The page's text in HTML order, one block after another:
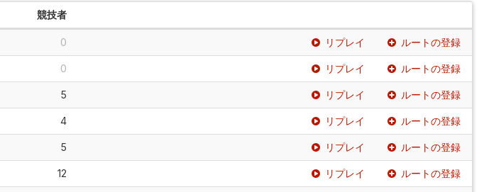
競技者
0 リプレイ ルートの登録
0 リプレイ ルートの登録
5 リプレイ ルートの登録
4 リプレイ ルートの登録
5 リプレイ ルートの登録
12 リプレイ ルートの登録